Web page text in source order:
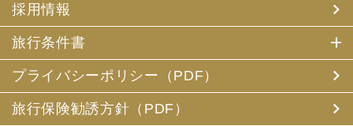
採用情報
旅行条件書
プライバシーポリシー（PDF）
旅行保険勧誘方針（PDF）